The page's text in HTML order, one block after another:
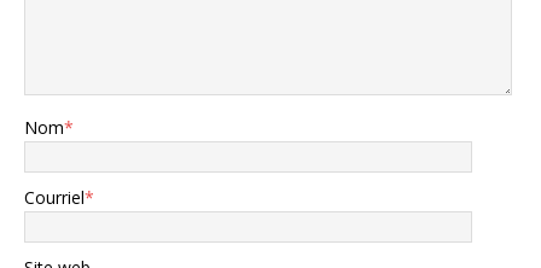
Nom*
Courriel*